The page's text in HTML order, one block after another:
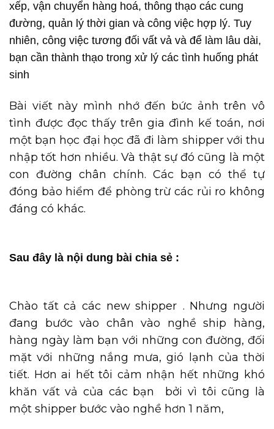
xếp, vận chuyển hàng hoá, thông thạo các cung
đường, quản lý thời gian và công việc hợp lý. Tuy
nhiên, công việc tương đối vất vả và để làm lâu dài,
bạn cần thành thạo trong xử lý các tình huống phát
sinh
Bài viết này mình nhớ đến bức ảnh trên vô
tình được đọc thấy trên gia đình kế toán, nơi
một bạn học đại học đã đi làm shipper với thu
nhập tốt hơn nhiều. Và thật sự đó cũng là một
con đường chân chính. Các bạn có thể tự
đóng bảo hiểm để phòng trừ các rủi ro không
đáng có khác.
Sau đây là nội dung bài chia sẻ :
Chào tất cả các new shipper . Nhưng người
đang bước vào chân vào nghề ship hàng,
hàng ngày làm bạn với những con đường, đối
mặt với những nắng mưa, gió lạnh của thời
tiết. Hơn ai hết tôi cảm nhận hết những khó
khăn vất vả của các bạn
bởi vì tôi cũng là
một shipper bước vào nghề hơn 1 năm,